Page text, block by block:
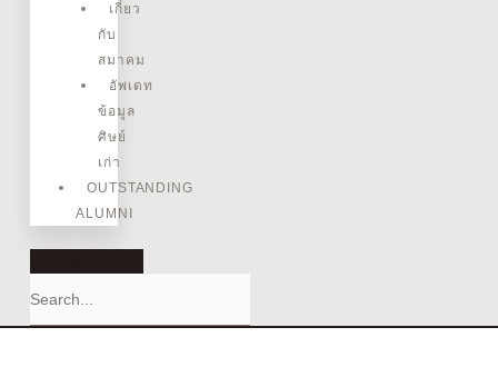
เกี่ยว
กับ
สมาคม
อัพเดท
ข้อมูล
ศิษย์
เก่า
OUTSTANDING
ALUMNI